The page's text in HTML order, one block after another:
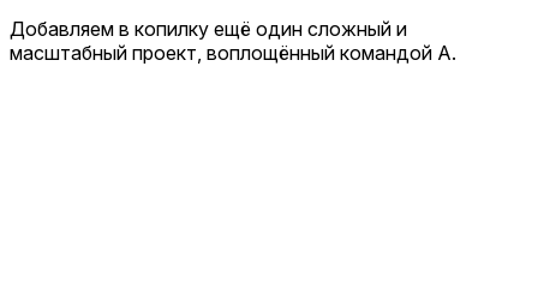
Добавляем в копилку ещё один сложный и
масштабный проект, воплощённый командой А.